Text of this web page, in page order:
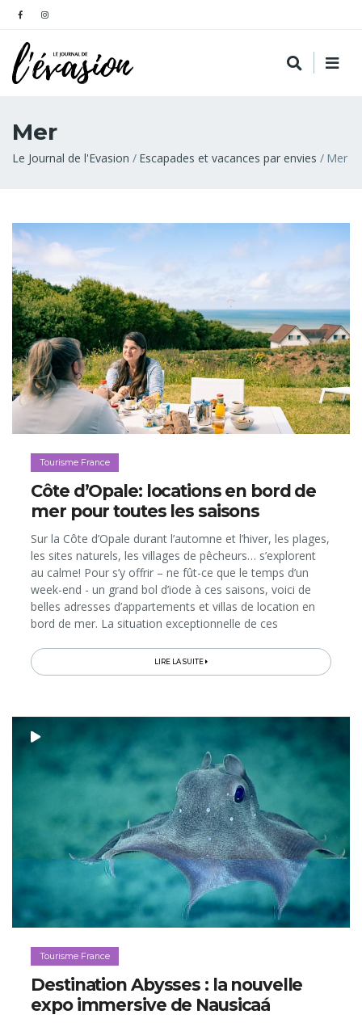
Mer
Fil
Le Journal de l'Evasion Escapades et vacances par envies Mer
Tourisme France
Côte d’Opale: locations en bord de
mer pour toutes les saisons
Sur la Côte d’Opale durant l’automne et l’hiver, les plages,
les sites naturels, les villages de pêcheurs… s’explorent
au calme! Pour s’y offrir – ne fût-ce que le temps d’un
week-end - un grand bol d’iode à ces saisons, voici de
belles adresses d’appartements et villas de location en
bord de mer. La situation exceptionnelle de ces
LIRE LA SUITE
Tourisme France
Destination Abysses : la nouvelle
expo immersive de Nausicaá